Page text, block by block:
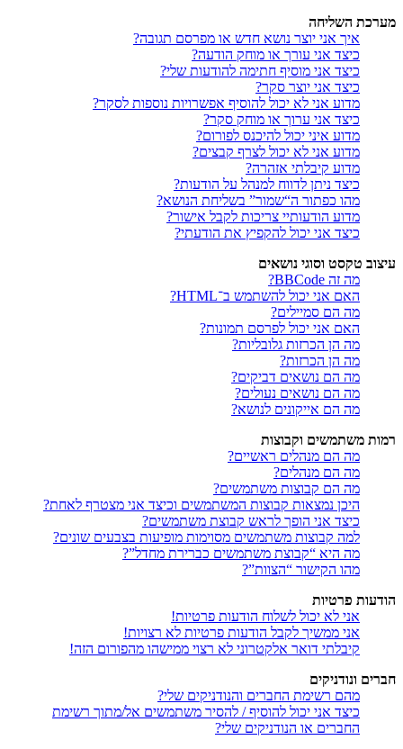
מערכת השליחה
איך אני יוצר נושא חדש או מפרסם תגובה?
כיצד אני עורך או מוחק הודעה?
כיצד אני מוסיף חתימה להודעות שלי?
כיצד אני יוצר סקר?
מדוע אני לא יכול להוסיף אפשרויות נוספות לסקר?
כיצד אני ערוך או מוחק סקר?
מדוע איני יכול להיכנס לפורום?
מדוע אני לא יכול לצרף קבצים?
מדוע קיבלתי אזהרה?
כיצד ניתן לדווח למנהל על הודעות?
מהו כפתור ה“שמור” בשליחת הנושא?
מדוע הודעותיי צריכות לקבל אישור?
כיצד אני יכול להקפיץ את הודעתי?
עיצוב טקסט וסוגי נושאים
מה זה BBCode?
האם אני יכול להשתמש ב־HTML?
מה הם סמיילים?
האם אני יכול לפרסם תמונות?
מה הן הכרזות גלובליות?
מה הן הכרזות?
מה הם נושאים דביקים?
מה הם נושאים נעולים?
מה הם אייקונים לנושא?
רמות משתמשים וקבוצות
מה הם מנהלים ראשיים?
מה הם מנהלים?
מה הם קבוצות משתמשים?
היכן נמצאות קבוצות המשתמשים וכיצד אני מצטרף לאחת?
כיצד אני הופך לראש קבוצת משתמשים?
למה קבוצות משתמשים מסוימות מופיעות בצבעים שונים?
מה היא “קבוצת משתמשים כברירת מחדל”?
מהו הקישור “הצוות”?
הודעות פרטיות
אני לא יכול לשלוח הודעות פרטיות!
אני ממשיך לקבל הודעות פרטיות לא רצויות!
קיבלתי דואר אלקטרוני לא רצוי ממישהו מהפורום הזה!
חברים ונודניקים
מהם רשימת החברים והנודניקים שלי?
כיצד אני יכול להוסיף / להסיר משתמשים אל/מתוך רשימת
החברים או הנודניקים שלי?